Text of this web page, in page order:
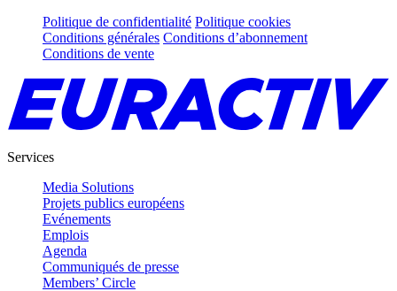
Politique de confidentialité Politique cookies
Conditions générales Conditions d’abonnement
Conditions de vente
Services
Media Solutions
Projets publics européens
Evénements
Emplois
Agenda
Communiqués de presse
Members’ Circle